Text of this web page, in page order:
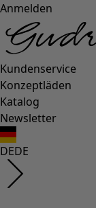
Anmelden
Kundenservice
Konzeptläden
Katalog
Newsletter
DEDE